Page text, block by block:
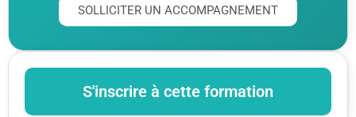
SOLLICITER UN ACCOMPAGNEMENT
S'inscrire à cette formation